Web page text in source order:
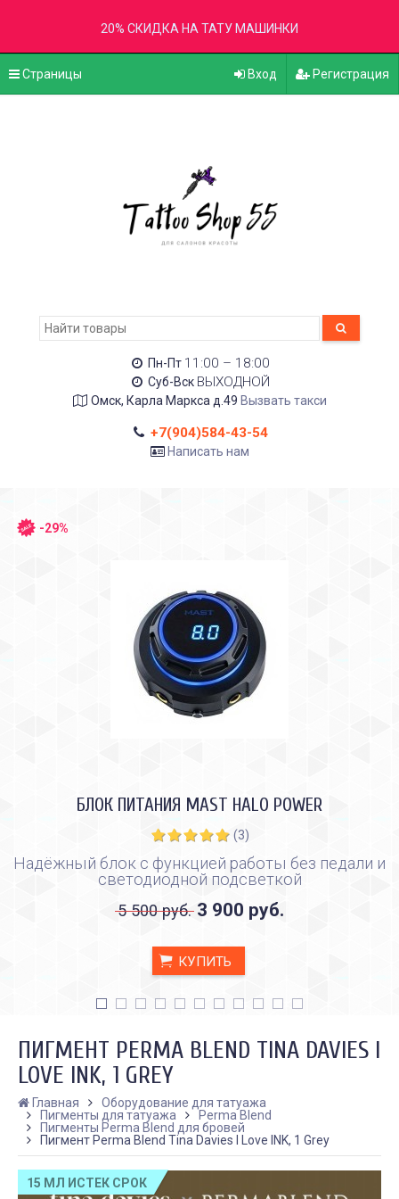
20% СКИДКА НА ТАТУ МАШИНКИ
Страницы Вход Регистрация
Пн-Пт 11:00 – 18:00
Суб-Вск ВЫХОДНОЙ
Омск, Карла Маркса д.49 Вызвать такси
+7(904)584-43-54
Написать нам
КАК ПРАВИЛЬНО И ДЛЯ ЧЕГО
ДЕЛАТЬ КАРБОНОВЫЙ ПИЛИНГ
Карбоновый пилинг – это
инновационная
КАК ПРАВИЛЬНО
ИСПОЛЬЗОВАТЬ
ЗАЖИВЛЕНИЯ ТАТУ
-29%
БЛОК ПИТАНИЯ MAST HALO POWER
(3)
Надёжный блок с функцией работы без педали и
светодиодной подсветкой
5 500 руб. 3 900 руб.
КУПИТЬ
ПИГМЕНТ PERMA BLEND TINA DAVIES I
LOVE INK, 1 GREY
Главная
Оборудование для татуажа
Пигменты для татуажа
Perma Blend
Пигменты Perma Blend для бровей
Пигмент Perma Blend Tina Davies I Love INK, 1 Grey
15 МЛ ИСТЕК СРОК